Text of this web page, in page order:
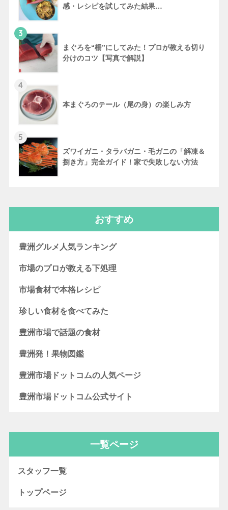
感・レシピを試してみた結果…
3
まぐろを“柵”にしてみた！プロが教える切り
分けのコツ【写真で解説】
4
本まぐろのテール（尾の身）の楽しみ方
5
ズワイガニ・タラバガニ・毛ガニの「解凍＆
捌き方」完全ガイド！家で失敗しない方法
おすすめ
豊洲グルメ人気ランキング
市場のプロが教える下処理
市場食材で本格レシピ
珍しい食材を食べてみた
豊洲市場で話題の食材
豊洲発！果物図鑑
豊洲市場ドットコムの人気ページ
豊洲市場ドットコム公式サイト
一覧ページ
スタッフ一覧
トップページ